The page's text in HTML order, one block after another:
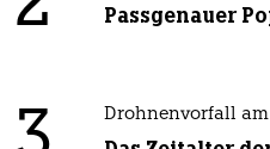
Passgenauer
Drohnenvorfall